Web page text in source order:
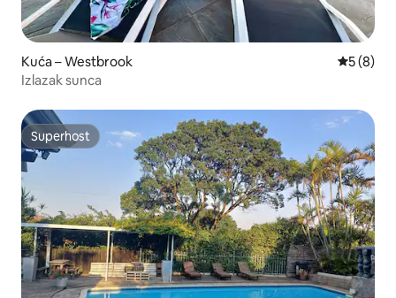
Kuća – Westbrook
5 (8)
Izlazak sunca
Superhost
Superhost